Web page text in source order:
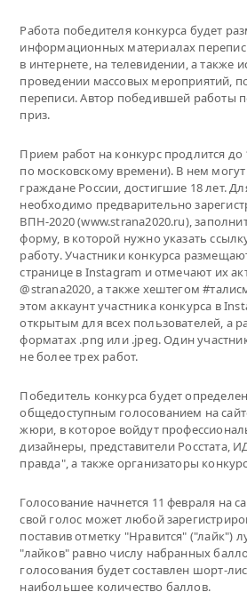
Работа победителя конкурса будет
информационных материалах
в интернете, на телевидении, а также
проведении массовых мероприятий,
переписи. Автор победившей работы
приз.
Прием работ на конкурс продлится до
по московскому времени). В нем могут
граждане России, достигшие 18 лет.
необходимо предварительно
ВПН-2020 (www.strana2020.ru),
форму, в которой нужно указать
работу. Участники конкурса
странице в Instagram и отмечают их
@strana2020, а также хештегом
этом аккаунт участника конкурса в
открытым для всех пользователей, а
форматах .png или .jpeg. Один
не более трех работ.
Победитель конкурса будет
общедоступным голосованием на
жюри, в которое войдут
дизайнеры, представители Росстата,
правда", а также организаторы
Голосование начнется 11 февраля на
свой голос может любой
поставив отметку "Нравится" ("лайк")
"лайков" равно числу набранных
голосования будет составлен шорт-
наибольшее количество баллов.